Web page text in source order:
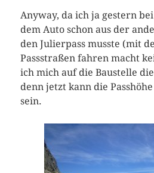
Anyway, da ich ja gestern
dem Auto schon aus der
den Julierpass musste (mit
Passstraßen fahren macht
ich mich auf die Baustelle
denn jetzt kann die
sein.